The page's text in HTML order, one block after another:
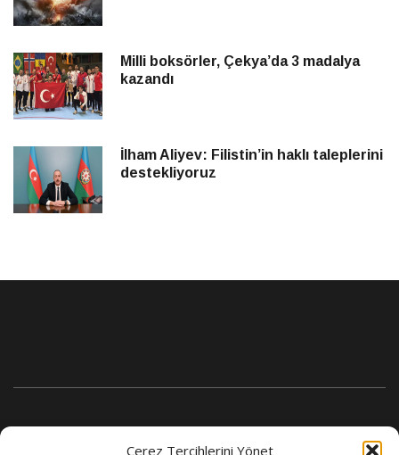
Çerez Tercihlerini Yönet
Milli boksörler, Çekya’da 3 madalya
kazandı
İlham Aliyev: Filistin’in haklı taleplerini
destekliyoruz